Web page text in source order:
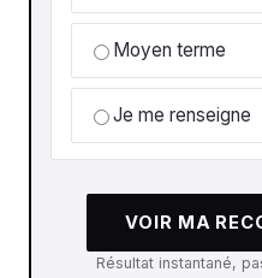
Moyen terme
Je me renseigne
VOIR MA
Résultat instantané,